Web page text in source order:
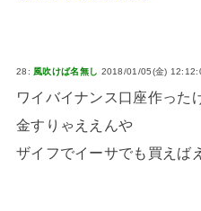
28: 風吹けば名無し 2018/01/05(金)
ワイバイナンス口座作った
金すりゃええんや
ザイフでイーサでも買えば